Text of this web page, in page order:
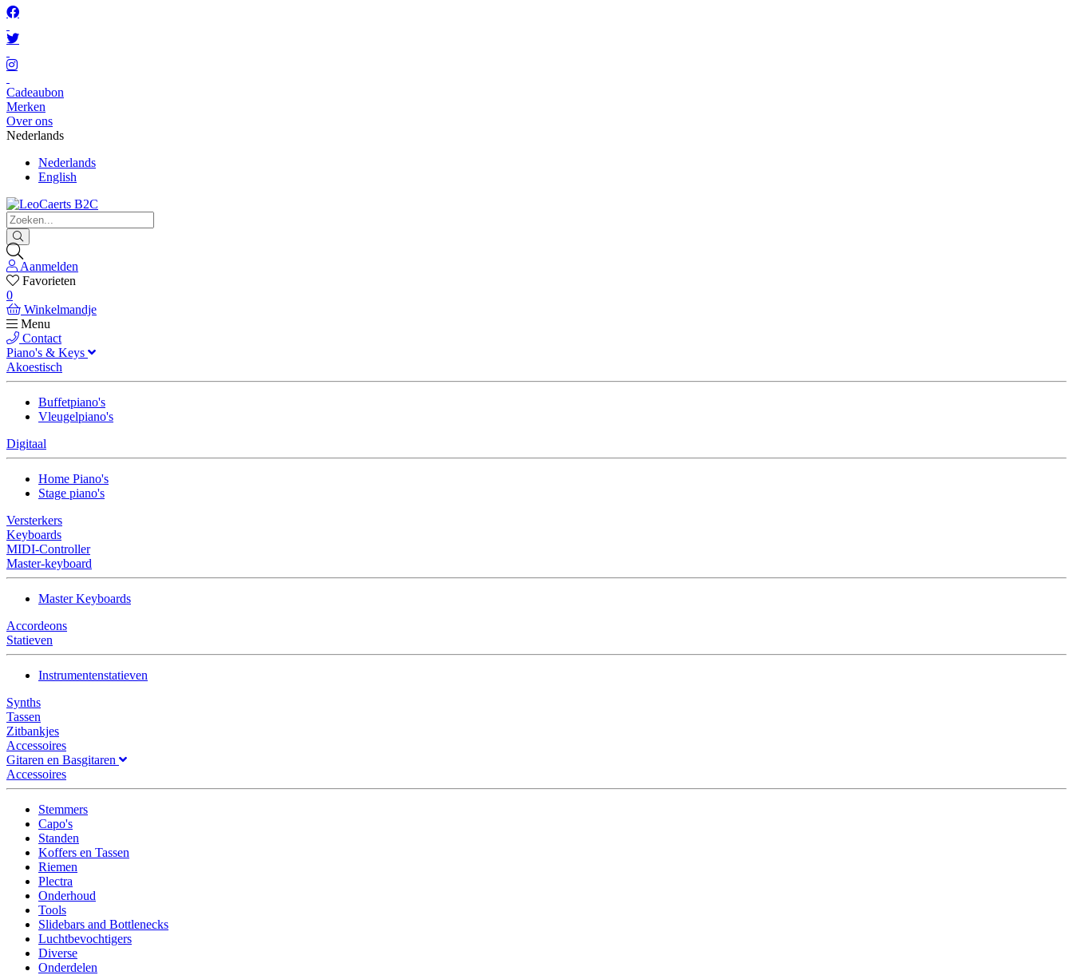
Cadeaubon
Merken
Over ons
Nederlands
Nederlands
English
Aanmelden
Favorieten
0
Winkelmandje
Menu
Contact
Piano's & Keys
Akoestisch
Buffetpiano's
Vleugelpiano's
Digitaal
Home Piano's
Stage piano's
Versterkers
Keyboards
MIDI-Controller
Master-keyboard
Master Keyboards
Accordeons
Statieven
Instrumentenstatieven
Synths
Tassen
Zitbankjes
Accessoires
Gitaren en Basgitaren
Accessoires
Stemmers
Capo's
Standen
Koffers en Tassen
Riemen
Plectra
Onderhoud
Tools
Slidebars and Bottlenecks
Luchtbevochtigers
Diverse
Onderdelen